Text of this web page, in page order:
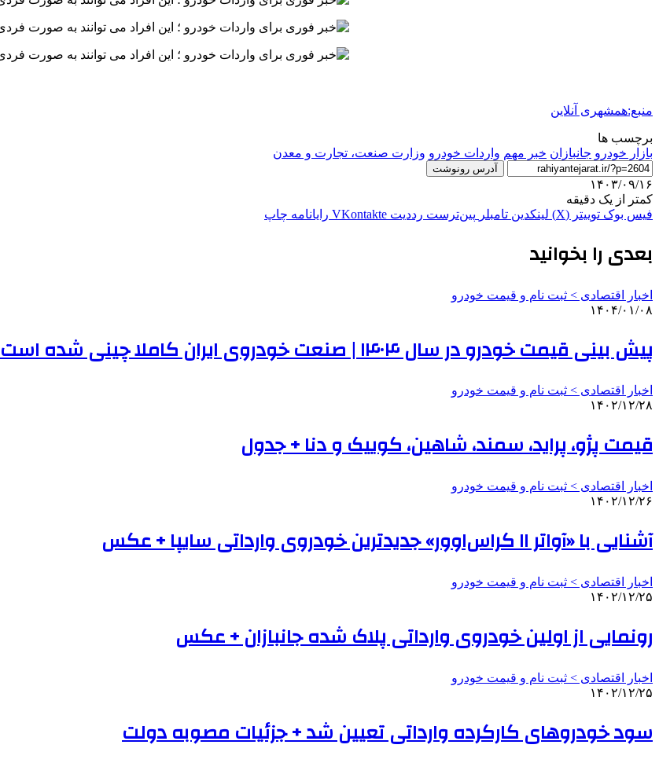
منبع:همشهری آنلاین
برچسب ها
بازار خودرو جانبازان خبر مهم واردات خودرو وزارت صنعت، تجارت و معدن
آدرس رونوشت
۱۴۰۳/۰۹/۱۶
کمتر از یک دقیقه
فیس بوک توییتر (X) لینکدین ‫تامبلر ‫پین‌ترست ‫رددیت ‫VKontakte رایانامه چاپ
بعدی را بخوانید
اخبار اقتصادی > ثبت نام و قیمت خودرو
۱۴۰۴/۰۱/۰۸
پیش بینی قیمت خودرو در سال ۱۴۰۴ | صنعت خودروی ایران کاملا چینی شده است | خودروهای ژاپنی هم از چین وارد می‌شوند
اخبار اقتصادی > ثبت نام و قیمت خودرو
۱۴۰۲/۱۲/۲۸
قیمت پژو، پراید، سمند، شاهین، کوییک و دنا + جدول
اخبار اقتصادی > ثبت نام و قیمت خودرو
۱۴۰۲/۱۲/۲۶
آشنایی با «آواتر ۱۱ کراس‌اوور» جدیدترین خودروی وارداتی سایپا + عکس
اخبار اقتصادی > ثبت نام و قیمت خودرو
۱۴۰۲/۱۲/۲۵
رونمایی از اولین خودروی وارداتی پلاک شده جانبازان + عکس
اخبار اقتصادی > ثبت نام و قیمت خودرو
۱۴۰۲/۱۲/۲۵
سود خودروهای کارکرده وارداتی تعیین شد + جزئیات مصوبه دولت